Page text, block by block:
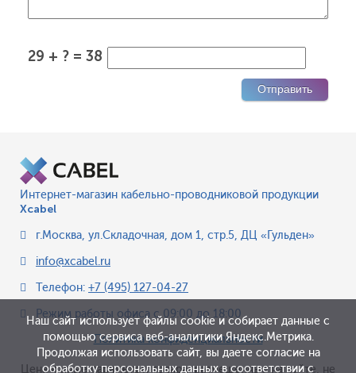
29 + ? = 38
Интернет-магазин кабельно-проводниковой продукции
Xcabel
г.Москва, ул.Складочная, дом 1, стр.5, ДЦ «Гульден»
info@xcabel.ru
Телефон: +7 (495) 127-04-27
Режим работы офиса с 09:00 до 18:00
Политика конфиденциальности
Цена и иные параметры товара, размещенные на сайте, не
Наш сайт использует файлы cookie и собирает данные с
помощью сервиса веб-аналитики Яндекс.Метрика.
Продолжая использовать сайт, вы даете согласие на
обработку персональных данных в соответствии с